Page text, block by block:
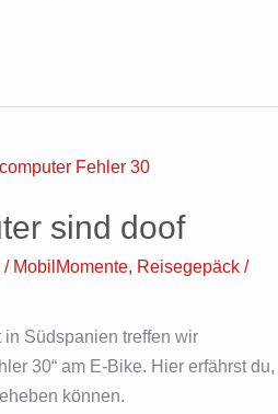
sind doof
/ MobilMomente, Reisegepäck /
Südspanien treffen wir
30“ am E-Bike. Hier erfährst du,
können.